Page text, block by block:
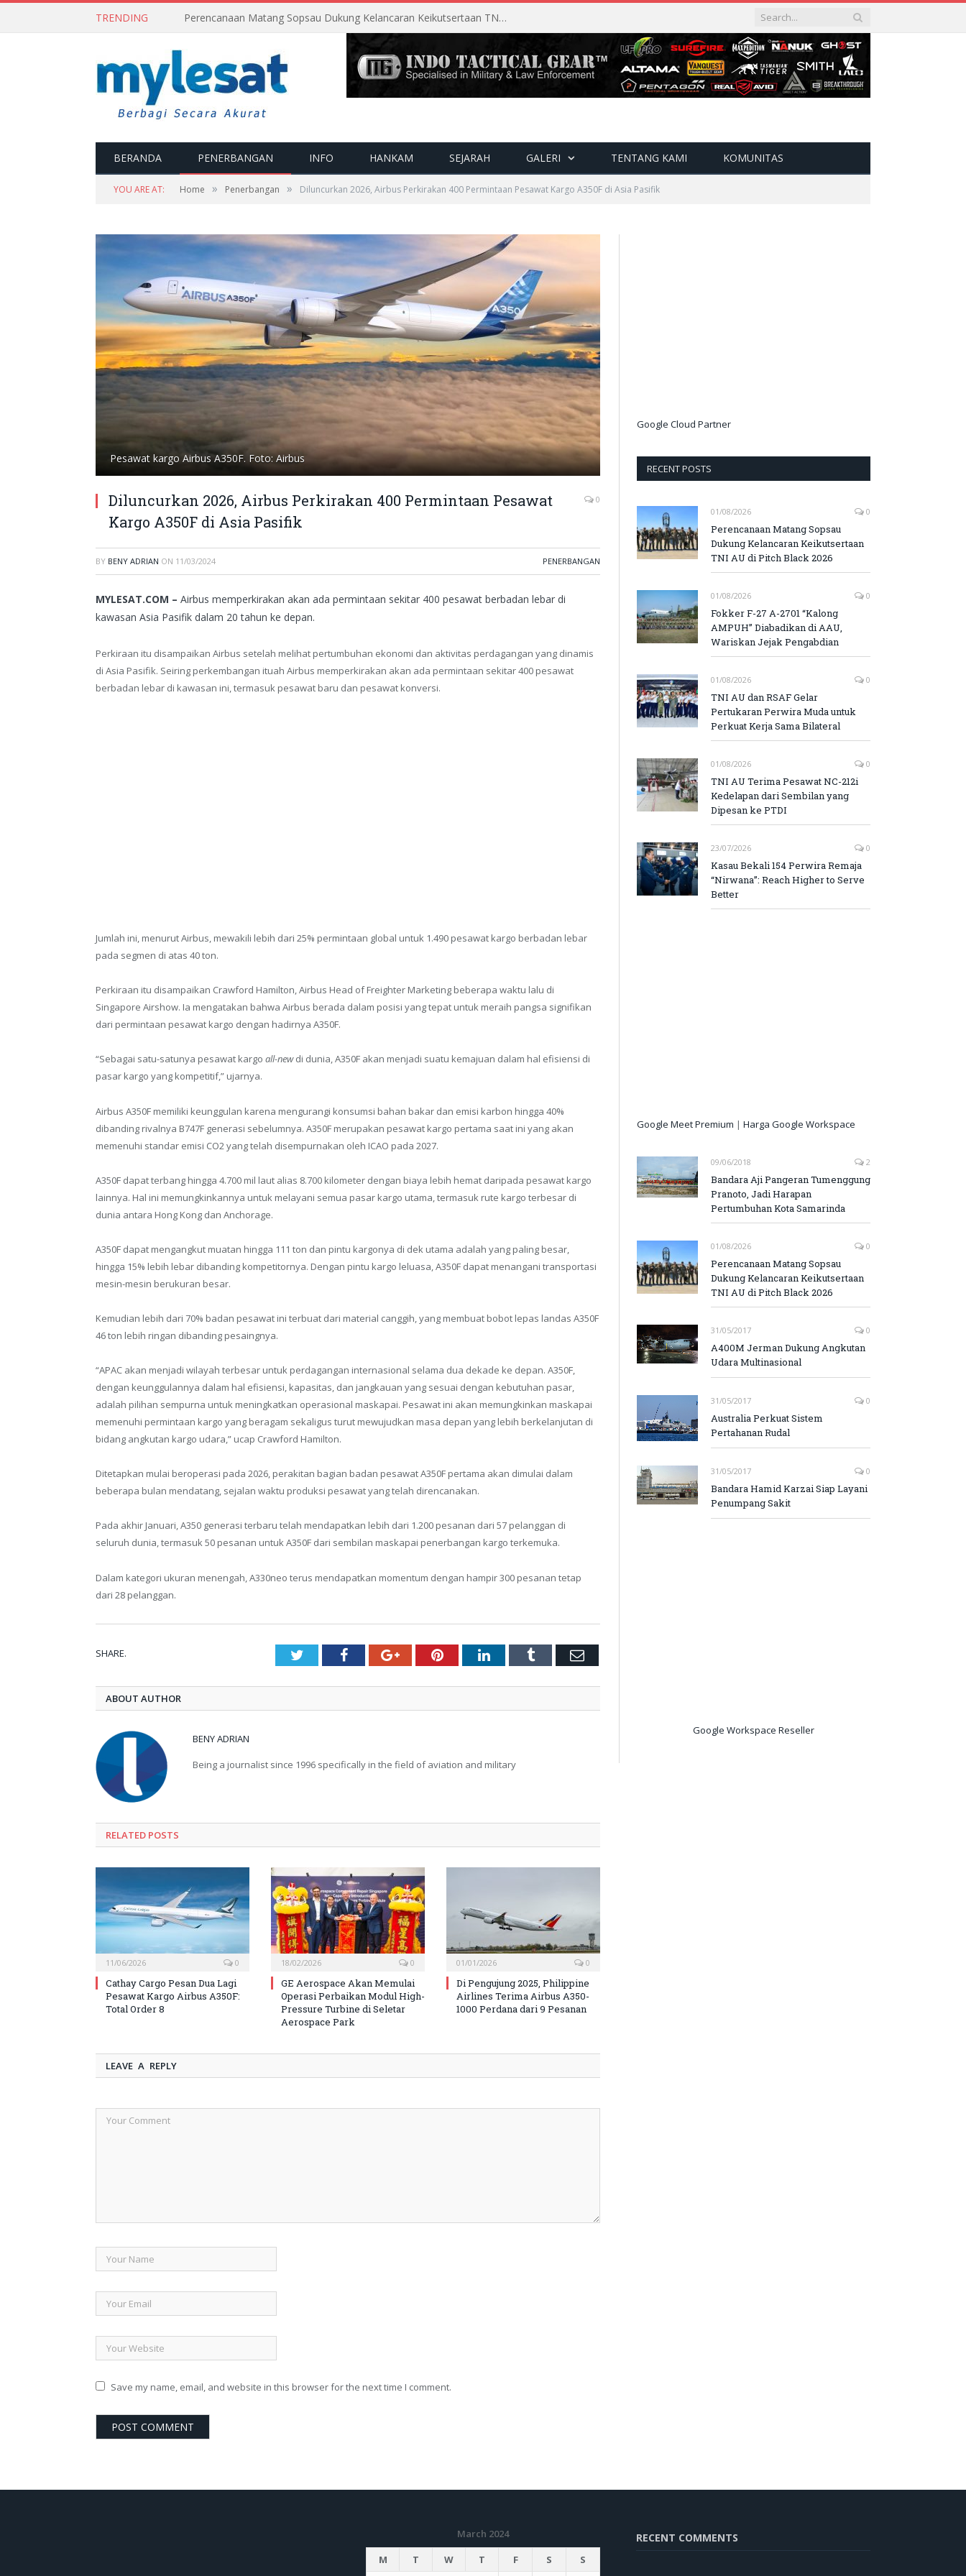
TRENDING Perencanaan Matang Sopsau Dukung Kelancaran Keikutsertaan TNI AU di Pitch Black 2026
BERANDA PENERBANGAN INFO HANKAM SEJARAH GALERI TENTANG KAMI KOMUNITAS
YOU ARE AT: Home » Penerbangan » Diluncurkan 2026, Airbus Perkirakan 400 Permintaan Pesawat Kargo A350F di Asia Pasifik
Pesawat kargo Airbus A350F. Foto: Airbus
Diluncurkan 2026, Airbus Perkirakan 400 Permintaan Pesawat
Kargo A350F di Asia Pasifik
0
BY BENY ADRIAN ON 11/03/2024 PENERBANGAN
MYLESAT.COM – Airbus memperkirakan akan ada permintaan sekitar 400 pesawat berbadan lebar di
kawasan Asia Pasifik dalam 20 tahun ke depan.
Perkiraan itu disampaikan Airbus setelah melihat pertumbuhan ekonomi dan aktivitas perdagangan yang dinamis
di Asia Pasifik. Seiring perkembangan ituah Airbus memperkirakan akan ada permintaan sekitar 400 pesawat
berbadan lebar di kawasan ini, termasuk pesawat baru dan pesawat konversi.
Jumlah ini, menurut Airbus, mewakili lebih dari 25% permintaan global untuk 1.490 pesawat kargo berbadan lebar
pada segmen di atas 40 ton.
Perkiraan itu disampaikan Crawford Hamilton, Airbus Head of Freighter Marketing beberapa waktu lalu di
Singapore Airshow. Ia mengatakan bahwa Airbus berada dalam posisi yang tepat untuk meraih pangsa signifikan
dari permintaan pesawat kargo dengan hadirnya A350F.
“Sebagai satu-satunya pesawat kargo all-newdi dunia, A350F akan menjadi suatu kemajuan dalam hal efisiensi di
pasar kargo yang kompetitif,” ujarnya.
Airbus A350F memiliki keunggulan karena mengurangi konsumsi bahan bakar dan emisi karbon hingga 40%
dibanding rivalnya B747F generasi sebelumnya. A350F merupakan pesawat kargo pertama saat ini yang akan
memenuhi standar emisi CO2 yang telah disempurnakan oleh ICAO pada 2027.
A350F dapat terbang hingga 4.700 mil laut alias 8.700 kilometer dengan biaya lebih hemat daripada pesawat kargo
lainnya. Hal ini memungkinkannya untuk melayani semua pasar kargo utama, termasuk rute kargo terbesar di
dunia antara Hong Kong dan Anchorage.
A350F dapat mengangkut muatan hingga 111 ton dan pintu kargonya di dek utama adalah yang paling besar,
hingga 15% lebih lebar dibanding kompetitornya. Dengan pintu kargo leluasa, A350F dapat menangani transportasi
mesin-mesin berukuran besar.
Kemudian lebih dari 70% badan pesawat ini terbuat dari material canggih, yang membuat bobot lepas landas A350F
46 ton lebih ringan dibanding pesaingnya.
“APAC akan menjadi wilayah terbesar untuk perdagangan internasional selama dua dekade ke depan. A350F,
dengan keunggulannya dalam hal efisiensi, kapasitas, dan jangkauan yang sesuai dengan kebutuhan pasar,
adalah pilihan sempurna untuk meningkatkan operasional maskapai. Pesawat ini akan memungkinkan maskapai
memenuhi permintaan kargo yang beragam sekaligus turut mewujudkan masa depan yang lebih berkelanjutan di
bidang angkutan kargo udara,” ucap Crawford Hamilton.
Ditetapkan mulai beroperasi pada 2026, perakitan bagian badan pesawat A350F pertama akan dimulai dalam
beberapa bulan mendatang, sejalan waktu produksi pesawat yang telah direncanakan.
Pada akhir Januari, A350 generasi terbaru telah mendapatkan lebih dari 1.200 pesanan dari 57 pelanggan di
seluruh dunia, termasuk 50 pesanan untuk A350F dari sembilan maskapai penerbangan kargo terkemuka.
Dalam kategori ukuran menengah, A330neo terus mendapatkan momentum dengan hampir 300 pesanan tetap
dari 28 pelanggan.
SHARE. TwitterFacebookGoogle+PinterestLinkedInTumblr Email
ABOUT AUTHOR
BENY ADRIAN
Being a journalist since 1996 specifically in the field of aviation and military
RELATED POSTS
11/06/2026 0
Cathay Cargo Pesan Dua Lagi
Pesawat Kargo Airbus A350F:
Total Order 8
18/02/2026 0
GE Aerospace Akan Memulai
Operasi Perbaikan Modul High-
Pressure Turbine di Seletar
Aerospace Park
01/01/2026 0
Di Pengujung 2025, Philippine
Airlines Terima Airbus A350-
1000 Perdana dari 9 Pesanan
LEAVE A REPLY
Save my name, email, and website in this browser for the next time I comment.
Google Cloud Partner
RECENT POSTS
01/08/2026 0
Perencanaan Matang Sopsau
Dukung Kelancaran Keikutsertaan
TNI AU di Pitch Black 2026
01/08/2026 0
Fokker F-27 A-2701 “Kalong
AMPUH” Diabadikan di AAU,
Wariskan Jejak Pengabdian
01/08/2026 0
TNI AU dan RSAF Gelar
Pertukaran Perwira Muda untuk
Perkuat Kerja Sama Bilateral
01/08/2026 0
TNI AU Terima Pesawat NC-212i
Kedelapan dari Sembilan yang
Dipesan ke PTDI
23/07/2026 0
Kasau Bekali 154 Perwira Remaja
“Nirwana”: Reach Higher to Serve
Better
Google Meet Premium | Harga Google Workspace
09/06/2018 2
Bandara Aji Pangeran Tumenggung
Pranoto, Jadi Harapan
Pertumbuhan Kota Samarinda
01/08/2026 0
Perencanaan Matang Sopsau
Dukung Kelancaran Keikutsertaan
TNI AU di Pitch Black 2026
31/05/2017 0
A400M Jerman Dukung Angkutan
Udara Multinasional
31/05/2017 0
Australia Perkuat Sistem
Pertahanan Rudal
31/05/2017 0
Bandara Hamid Karzai Siap Layani
Penumpang Sakit
Google Workspace Reseller
March 2024
M
T W T F S S
RECENT COMMENTS